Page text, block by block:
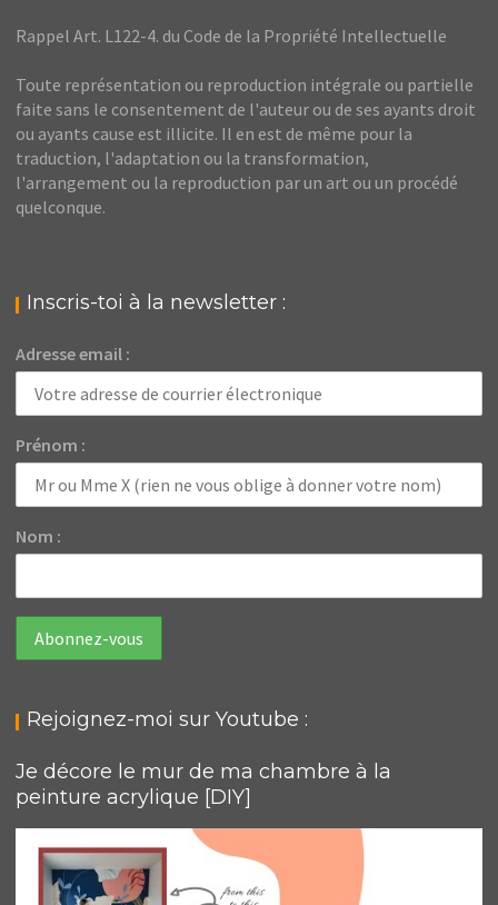
Rappel Art. L122-4. du Code de la Propriété Intellectuelle
Toute représentation ou reproduction intégrale ou partielle
faite sans le consentement de l'auteur ou de ses ayants droit
ou ayants cause est illicite. Il en est de même pour la
traduction, l'adaptation ou la transformation,
l'arrangement ou la reproduction par un art ou un procédé
quelconque.
Inscris-toi à la newsletter :
Adresse email :
Prénom :
Nom :
Rejoignez-moi sur Youtube :
Je décore le mur de ma chambre à la
peinture acrylique [DIY]